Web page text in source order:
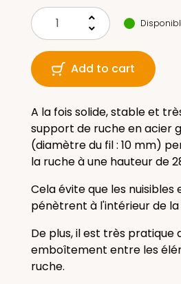
keyboard_arrow_up
keyboard_arrow_down
Add to cart
A la fois solide, stable et
support de ruche en acier
(diamètre du fil : 10 mm)
la ruche à une hauteur de
Cela évite que les nuisibles
pénètrent à l'intérieur de la
De plus, il est très pratique
emboîtement entre les
ruche.